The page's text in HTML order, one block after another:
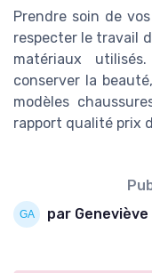
Prendre soin de
respecter le travail
matériaux
conserver la
modèles
rapport qualité prix
par